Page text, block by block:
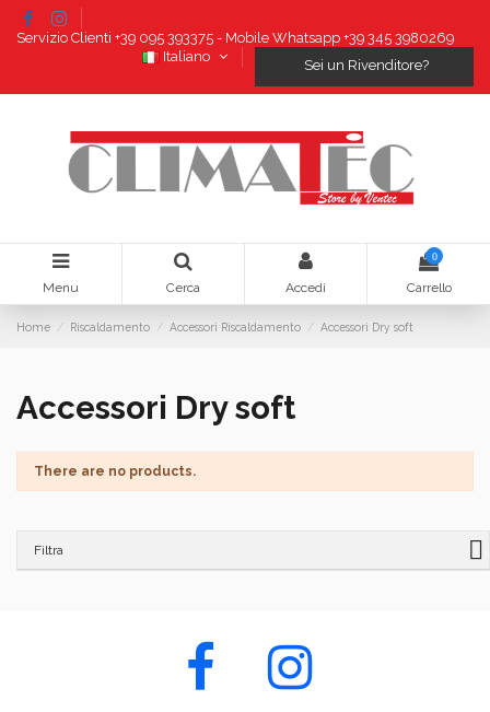
Servizio Clienti +39 095 393375 - Mobile Whatsapp +39 345 3980269
Italiano
Sei un Rivenditore?
Menu Cerca Accedi
0
Carrello
Home Riscaldamento Accessori Riscaldamento Accessori Dry soft
Accessori Dry soft
There are no products.
Filtra